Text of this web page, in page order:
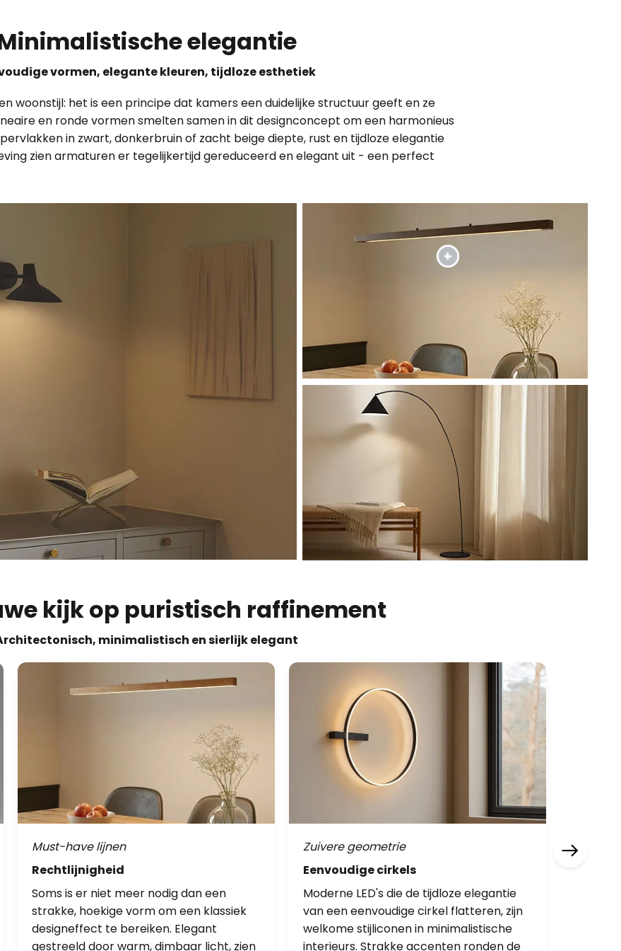
elegantie
vormen, elegante kleuren, tijdloze esthetiek
woonstijl: het is een principe dat kamers een duidelijke structuur geeft en ze
en ronde vormen smelten samen in dit designconcept om een harmonieus
in zwart, donkerbruin of zacht beige diepte, rust en tijdloze elegantie
zien armaturen er tegelijkertijd gereduceerd en elegant uit - een perfect
kijk op puristisch raffinement
minimalistisch en sierlijk elegant
Must-have lijnen
Rechtlijnigheid
Soms is er niet meer nodig dan een
strakke, hoekige vorm om een klassiek
designeffect te bereiken. Elegant
gestreeld door warm, dimbaar licht, zien
Zuivere geometrie
Eenvoudige cirkels
Moderne LED's die de tijdloze elegantie
van een eenvoudige cirkel flatteren, zijn
welkome stijliconen in minimalistische
interieurs. Strakke accenten ronden de
Bruin &